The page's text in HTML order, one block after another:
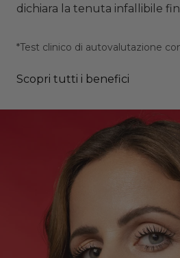
dichiara la tenuta infallibile
*Test clinico di autovalutazione
Scopri tutti i benefici
Grazie alla sua texture ricca e allo
elastomero, il mascara avvolge
volume straordinario e una
risultato è un effetto panoramico
passata, ma stratificabile.
LONG-LASTING 12H
Long-lasting fino a 12 ore: la
perfettamente alle ciglia per una
senza sbavature